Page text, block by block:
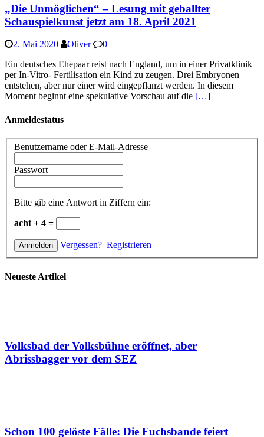
„Die Unmöglichen“ – Lesung mit geballter
Schauspielkunst jetzt am 18. April 2021
2. Mai 2020 Oliver
0
Ein deutsches Ehepaar reist nach England, um in einer Privatklinik
per In-Vitro- Fertilisation ein Kind zu zeugen. Drei Embryonen
entstehen, aber nur einer wird eingepflanzt werden. In diesem
Moment beginnt eine spekulative Vorschau auf die […]
Anmeldestatus
Benutzername oder E-Mail-Adresse
Passwort
Bitte gib eine Antwort in Ziffern ein:
acht + 4 =
Vergessen? Registrieren
Neueste Artikel
Volksbad der Volksbühne eröffnet, aber
Abrissbagger vor dem SEZ
Schon 100 gelöste Fälle: Die Fuchsbande feiert